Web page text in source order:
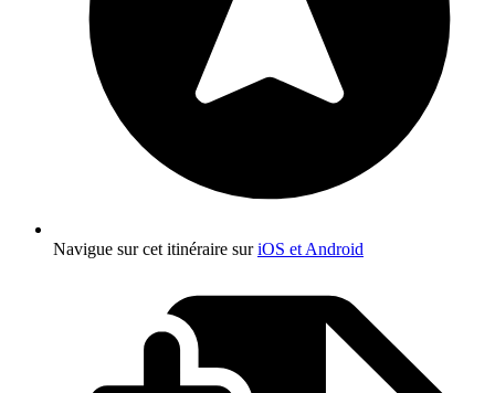
Navigue sur cet itinéraire suriOS et Android